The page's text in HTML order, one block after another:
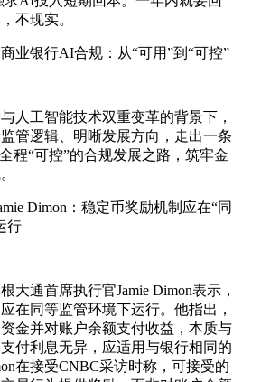
不现实。
业银行AI合规：从“可用”到“可控”
人工智能技术双重变革的背景下，
管逻辑、明晰发展方向，走出一条
程“可控”的合规发展之路，筑牢金
Dimon：稳定币奖励机制应在“同
行
大通首席执行官Jamie Dimon表示，
在同等监管环境下运行。他指出，
金并对账户余额支付收益，本质与
付利息无异，应适用与银行相同的
在接受CNBC采访时称，可接受的